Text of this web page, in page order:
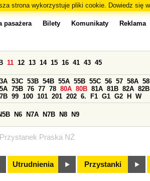
strona wykorzystuje pliki cookie. Dowiedz się
Przystanek Praska NŻ
pasażera Bilety Komunikaty Reklama
11 12 13 14 15 16 41 43 45
53C 53B 54B 55A 55B 55C 56 57 58A
75B 76 77 78 80A 80B 81A 81B 82A 82B
99 100 101 201 202 6. F1 G1 G2 H W
N6 N7A N7B N8 N9
Utrudnienia Przystanki